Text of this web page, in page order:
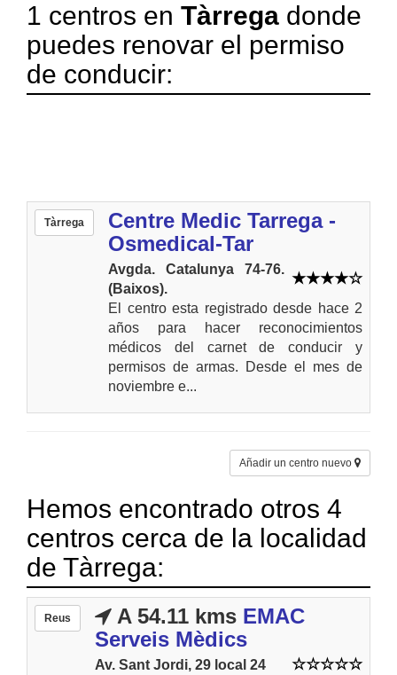
1 centros en Tàrrega donde
puedes renovar el permiso
de conducir:
Tàrrega
Centre Medic Tarrega -
Osmedical-Tar
Avgda. Catalunya 74-76.
(Baixos).
El centro esta registrado desde hace 2
años para hacer reconocimientos
médicos del carnet de conducir y
permisos de armas. Desde el mes de
noviembre e...
Añadir un centro nuevo
Hemos encontrado otros 4
centros cerca de la localidad
de Tàrrega:
Reus A 54.11 kms EMAC
Serveis Mèdics
Av. Sant Jordi, 29 local 24